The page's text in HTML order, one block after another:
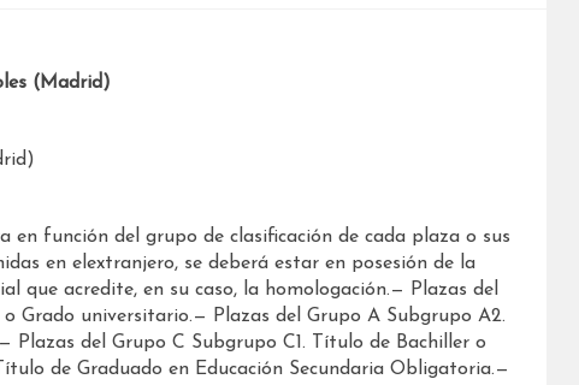
(Madrid)
en función del grupo de clasificación de cada plaza o sus
en elextranjero, se deberá estar en posesión de la
que acredite, en su caso, la homologación.— Plazas del
Grado universitario.— Plazas del Grupo A Subgrupo A2.
del Grupo C Subgrupo C1. Título de Bachiller o
de Graduado en Educación Secundaria Obligatoria.—